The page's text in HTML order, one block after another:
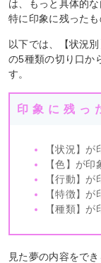
は、もっと具体的
特に印象に残った
以下では、【状況
の5種類の切り口か
す。
印象に残っ
【状況】
【色】が
【行動】
【特徴】
【種類】
見た夢の内容をで